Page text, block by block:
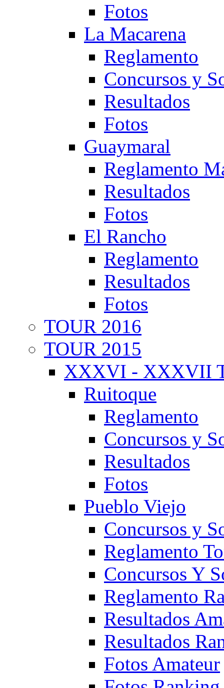
Fotos
La Macarena
Reglamento
Concursos y
Resultados
Fotos
Guaymaral
Reglamento
Resultados
Fotos
El Rancho
Reglamento
Resultados
Fotos
TOUR 2016
TOUR 2015
XXXVI - XXXVII
Ruitoque
Reglamento
Concursos y
Resultados
Fotos
Pueblo Viejo
Concursos y
Reglamento
Concursos Y
Reglamento
Resultados
Resultados
Fotos Amateur